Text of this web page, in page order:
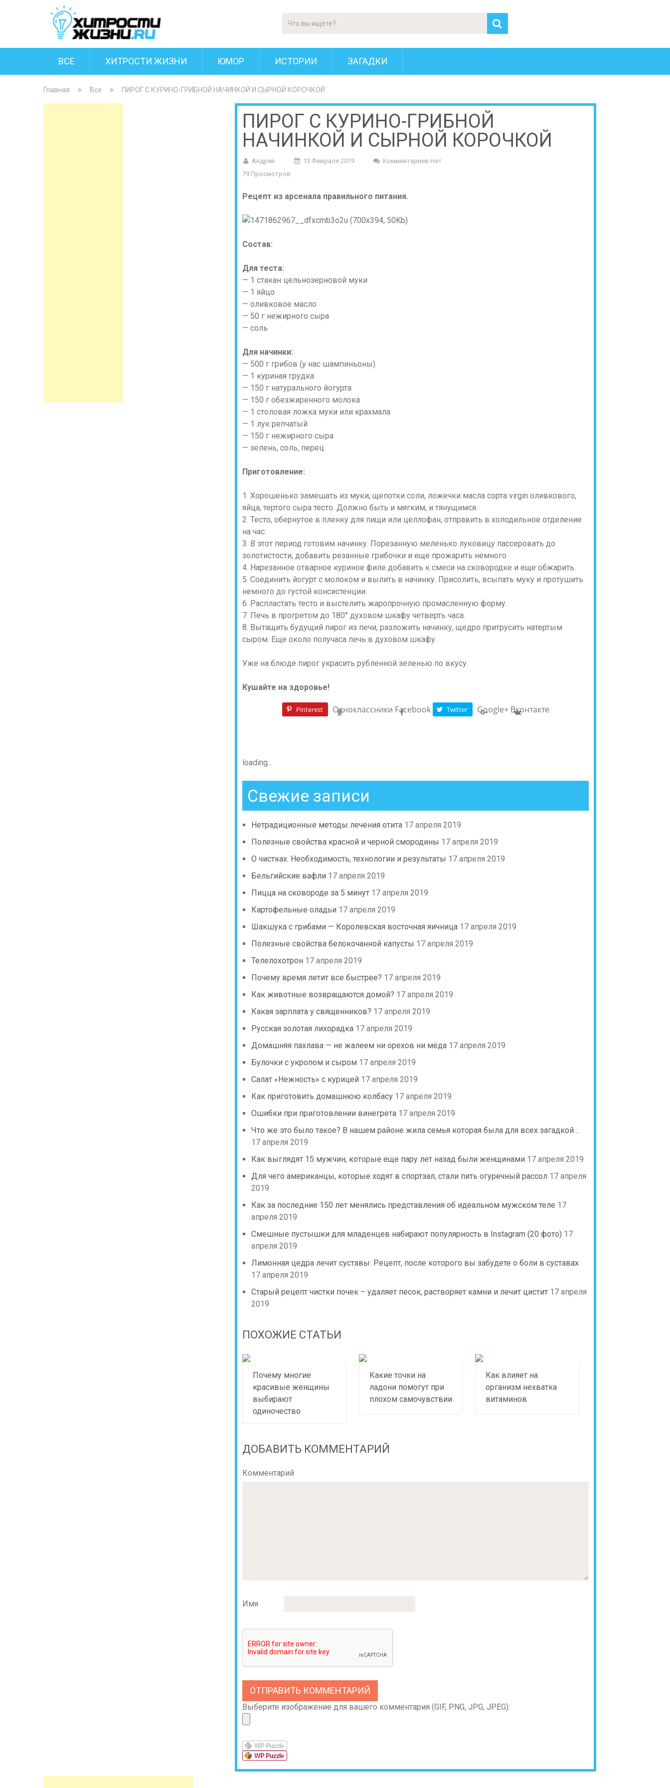
ВСЕ ХИТРОСТИ ЖИЗНИ ЮМОР ИСТОРИИ ЗАГАДКИ
Главная Все ПИРОГ С КУРИНО-ГРИБНОЙ НАЧИНКОЙ И СЫРНОЙ КОРОЧКОЙ
ПИРОГ С КУРИНО-ГРИБНОЙ
НАЧИНКОЙ И СЫРНОЙ КОРОЧКОЙ
Андрей 13 Февраля 2019
Комментариев Нет
79 Просмотров
Рецепт из арсенала правильного питания.
Состав:
Для теста:
— 1 стакан цельнозерновой муки
— 1 яйцо
— оливковое масло
— 50 г нежирного сыра
— соль
Для начинки:
— 500 г грибов (у нас шампиньоны)
— 1 куриная грудка
— 150 г натурального йогурта
— 150 г обезжиренного молока
— 1 столовая ложка муки или крахмала
— 1 лук репчатый
— 150 г нежирного сыра
— зелень, соль, перец
Приготовление:
1. Хорошенько замешать из муки, щепотки соли, ложечки масла сорта virgin оливкового,
яйца, тертого сыра тесто. Должно быть и мягким, и тянущимся.
2. Тесто, обернутое в пленку для пищи или целлофан, отправить в холодильное отделение
на час.
3. В этот период готовим начинку. Порезанную меленько луковицу пассеровать до
золотистости, добавить резанные грибочки и еще прожарить немного.
4. Нарезанное отварное куриное филе добавить к смеси на сковородке и еще обжарить.
5. Соединить йогурт с молоком и вылить в начинку. Присолить, всыпать муку и протушить
немного до густой консистенции.
6. Распластать тесто и выстелить жаропрочную промасленную форму.
7. Печь в прогретом до 180° духовом шкафу четверть часа.
8. Вытащить будущий пирог из печи, разложить начинку, щедро притрусить натертым
сыром. Еще около получаса печь в духовом шкафу.
Уже на блюде пирог украсить рубленной зеленью по вкусу.
Кушайте на здоровье!
Pinterest Одноклассники Facebook Twitter Google+ Вконтакте
loading...
Свежие записи
Нетрадиционные методы лечения отита 17 апреля 2019
Полезные свойства красной и черной смородины 17 апреля 2019
О чистках. Необходимость, технологии и результаты 17 апреля 2019
Бельгийские вафли 17 апреля 2019
Пицца на сковороде за 5 минут 17 апреля 2019
Картофельные оладьи 17 апреля 2019
Шакшука с грибами — Королевская восточная яичница 17 апреля 2019
Полезные свойства белокочанной капусты 17 апреля 2019
Телелохотрон 17 апреля 2019
Почему время летит все быстрее? 17 апреля 2019
Как животные возвращаются домой? 17 апреля 2019
Какая зарплата у священников? 17 апреля 2019
Русская золотая лихорадка 17 апреля 2019
Домашняя пахлава — не жалеем ни орехов ни мёда 17 апреля 2019
Булочки с укропом и сыром 17 апреля 2019
Салат «Нежность» с курицей 17 апреля 2019
Как приготовить домашнюю колбасу 17 апреля 2019
Ошибки при приготовлении винегрета 17 апреля 2019
Что же это было такое? В нашем районе жила семья которая была для всех загадкой…
17 апреля 2019
Как выглядят 15 мужчин, которые еще пару лет назад были женщинами 17 апреля 2019
Для чего американцы, которые ходят в спортзал, стали пить огуречный рассол 17 апреля
2019
Как за последние 150 лет менялись представления об идеальном мужском теле 17
апреля 2019
Смешные пустышки для младенцев набирают популярность в Instagram (20 фото) 17
апреля 2019
Лимонная цедра лечит суставы: Рецепт, после которого вы забудете о боли в суставах
17 апреля 2019
Старый рецепт чистки почек – удаляет песок, растворяет камни и лечит цистит 17 апреля
2019
ПОХОЖИЕ СТАТЬИ
Почему многие
красивые женщины
выбирают
одиночество
Какие точки на
ладони помогут при
плохом самочувствии
Как влияет на
организм нехватка
витаминов
ДОБАВИТЬ КОММЕНТАРИЙ
Комментарий
Имя
Выберите изображение для вашего комментария (GIF, PNG, JPG, JPEG):